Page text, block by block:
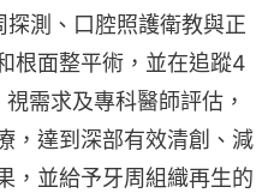
測、口腔照護衛教與正
根面整平術，並在追蹤4
需求及專科醫師評估，
，達到深部有效清創、減
，並給予牙周組織再生的